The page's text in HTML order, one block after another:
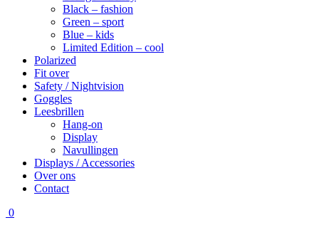
Black – fashion
Green – sport
Blue – kids
Limited Edition – cool
Polarized
Fit over
Safety / Nightvision
Goggles
Leesbrillen
Hang-on
Display
Navullingen
Displays / Accessories
Over ons
Contact
0